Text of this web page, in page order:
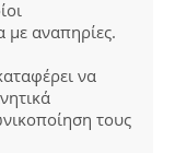
με αναπηρίες.
να
τους